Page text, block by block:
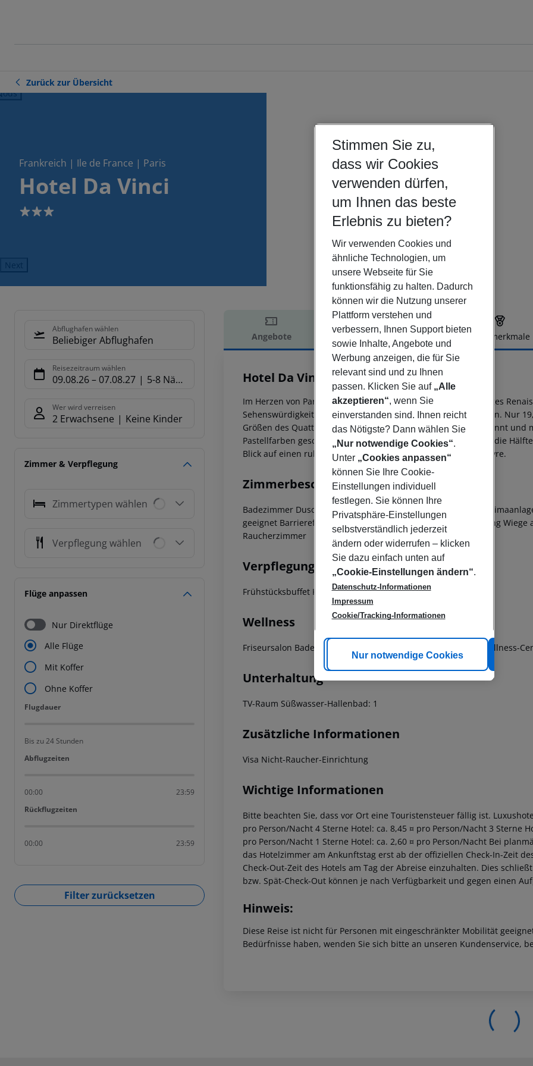
Zurück zur Übersicht
Frankreich | Ile de France | Paris
Hotel Da Vinci
3
Next
Abflughafen wählen
Beliebiger Abflughafen
Reisezeitraum wählen
09.08.26– 07.08.27 5-8 Nächte
Wer wird verreisen
2 Erwachsene Keine Kinder
Zimmer & Verpflegung
Zimmertypen wählen
Verpflegung wählen
Flüge anpassen
Nur Direktflüge
Alle Flüge
Mit Koffer
Ohne Koffer
Flugdauer
Flugdauer
Bis zu 24 Stunden
Abflugzeiten
Abflugzeiten
00:00 23:59
Rückflugzeiten
Rückflugzeiten
00:00 23:59
Filter zurücksetzen
Angebote Hotelbeschreibung Hotelmerkmale
Hotelbeschreibung
Hotel Da Vinci
3
Im Herzen von Paris gelegen, bietet dieses Hotel ein einzigartiges
Sehenswürdigkeiten erkunden und ausgiebig shoppen möchten. Nur
Größen des Quattrocento wie Botticelli und Michelangelo benannt und
Pastellfarben geschmückt, die an diese Epoche erinnern. Etwa die
Blick auf einen ruhigen Innenhof und den nahegelegenen Louvre.
Zimmerbeschreibung
Badezimmer Dusche Internetzugang: nein Zentral regulierte
geeignet Barrierefreies Badezimmer: nein WLAN-Internetzugang
Raucherzimmer
Verpflegung
Frühstücksbuffet Kontinentales Frühstück
Wellness
Friseursalon Badewanne mit Hydromassage Massagen Spa-Wellness-
Unterhaltung
TV-Raum Süßwasser-Hallenbad: 1
Zusätzliche Informationen
Visa Nicht-Raucher-Einrichtung
Wichtige Informationen
Bitte beachten Sie, dass vor Ort eine Touristensteuer fällig ist.
pro Person/Nacht 4 Sterne Hotel: ca. 8,45 ¤ pro Person/Nacht 3 Sterne
pro Person/Nacht 1 Sterne Hotel: ca. 2,60 ¤ pro Person/Nacht Bei
das Hotelzimmer am Ankunftstag erst ab der offiziellen Check-In-Zeit
Check-Out-Zeit des Hotels am Tag der Abreise einzuhalten. Dies
bzw. Spät-Check-Out können je nach Verfügbarkeit und gegen einen
Hinweis:
Diese Reise ist nicht für Personen mit eingeschränkter Mobilität
Bedürfnisse haben, wenden Sie sich bitte an unseren Kundenservice,
Stimmen Sie zu,
dass wir Cookies
verwenden dürfen,
um Ihnen das beste
Erlebnis zu bieten?
Wir verwenden Cookies und
ähnliche Technologien, um
unsere Webseite für Sie
funktionsfähig zu halten. Dadurch
können wir die Nutzung unserer
Plattform verstehen und
verbessern, Ihnen Support bieten
sowie Inhalte, Angebote und
Werbung anzeigen, die für Sie
relevant sind und zu Ihnen
passen. Klicken Sie auf „Alle
akzeptieren“, wenn Sie
einverstanden sind. Ihnen reicht
das Nötigste? Dann wählen Sie
„Nur notwendige Cookies“.
Unter „Cookies anpassen“
können Sie Ihre Cookie-
Einstellungen individuell
festlegen. Sie können Ihre
Privatsphäre-Einstellungen
selbstverständlich jederzeit
ändern oder widerrufen – klicken
Sie dazu einfach unten auf
„Cookie-Einstellungen ändern“.
Datenschutz-Informationen
Impressum
Cookie/Tracking-Informationen
Cookie anpassen
Nur notwendige Cookies